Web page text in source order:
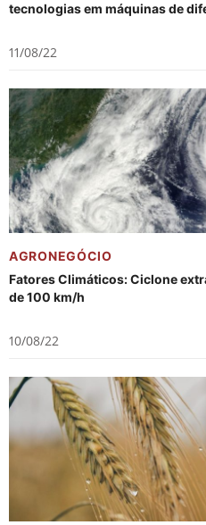
tecnologias em máquinas de
11/08/22
AGRONEGÓCIO
Fatores Climáticos: Ciclone
de 100 km/h
10/08/22